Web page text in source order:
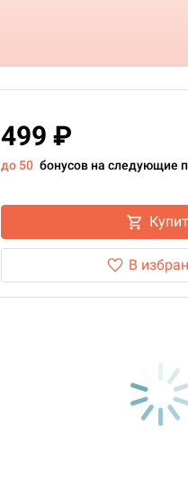
499 ₽
до 50 бонусов на следующие
В